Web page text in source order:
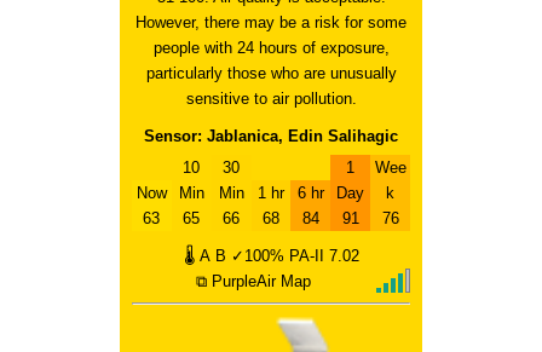
However, there may be a risk for some
people with 24 hours of exposure,
particularly those who are unusually
sensitive to air pollution.
Sensor: Jablanica, Edin Salihagic
Now
63
10
Min
65
30
Min
66
1 hr
68
6 hr
84
1
Day
91
Wee
k
76
🌡 A B ✓100% PA-II
7.02
⧉ PurpleAir Map